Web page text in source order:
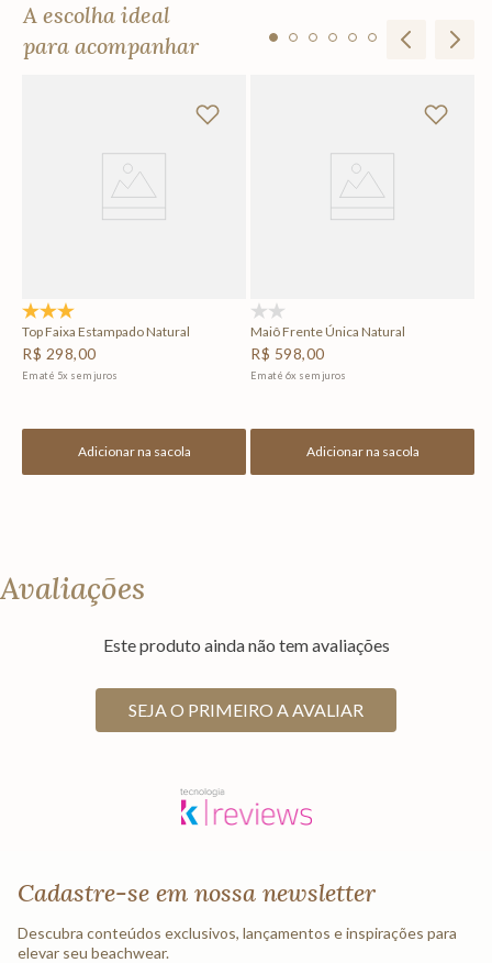
A escolha ideal
para acompanhar
Top Faixa Estampado Natural
R$ 298,00
Em até 5x sem juros
Adicionar na sacola
Maiô Frente Única Natural
R$ 598,00
Em até 6x sem juros
Adicionar na sacola
Avaliações
Este produto ainda não tem avaliações
SEJA O PRIMEIRO A AVALIAR
Cadastre-se em nossa newsletter
Descubra conteúdos exclusivos, lançamentos e inspirações para
elevar seu beachwear.